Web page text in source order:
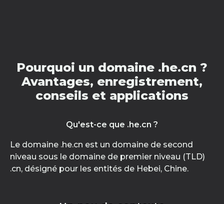
Pourquoi un domaine .he.cn ?
Avantages, enregistrement,
conseils et applications
Qu'est-ce que .he.cn ?
Le domaine .he.cn est un domaine de second
niveau sous le domaine de premier niveau (TLD)
.cn, désigné pour les entités de Hebei, Chine.